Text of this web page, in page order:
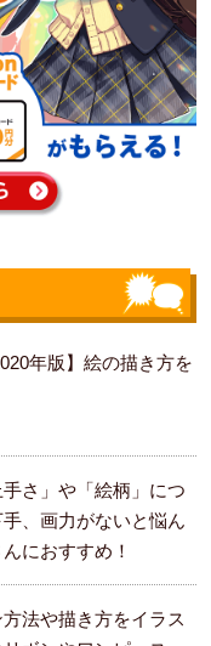
年版】絵の描き方を
さ」や「絵柄」につ
、画力がないと悩ん
におすすめ！
法や描き方をイラス